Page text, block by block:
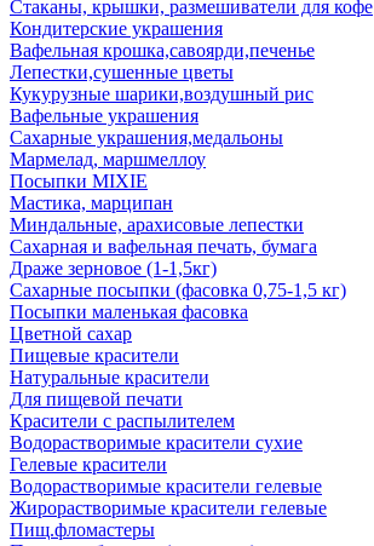
Стаканы, крышки, размешиватели для кофе
Кондитерские украшения
Вафельная крошка,савоярди,печенье
Лепестки,сушенные цветы
Кукурузные шарики,воздушный рис
Вафельные украшения
Сахарные украшения,медальоны
Мармелад, маршмеллоу
Посыпки MIXIE
Мастика, марципан
Миндальные, арахисовые лепестки
Сахарная и вафельная печать, бумага
Драже зерновое (1-1,5кг)
Сахарные посыпки (фасовка 0,75-1,5 кг)
Посыпки маленькая фасовка
Цветной сахар
Пищевые красители
Натуральные красители
Для пищевой печати
Красители с распылителем
Водорастворимые красители сухие
Гелевые красители
Водорастворимые красители гелевые
Жирорастворимые красители гелевые
Пищ.фломастеры